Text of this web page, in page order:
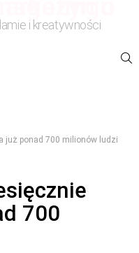
i kreatywności
już ponad 700 milionów ludzi
700